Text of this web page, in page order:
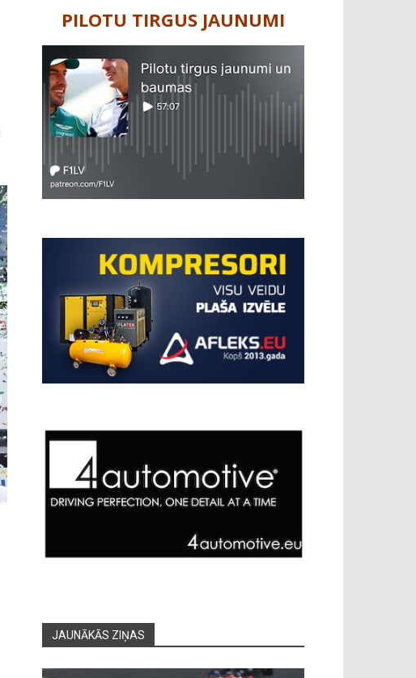
PILOTU TIRGUS JAUNUMI
JAUNĀKĀS ZIŅAS